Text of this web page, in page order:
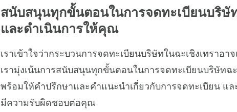
สนับสนุนทุกขั้นตอนในการจดทะเบียนบริษั
และดำเนินการให้คุณ
เราเข้าใจว่ากระบวนการจดทะเบียนบริษัทในฉะเชิงเทราอ
เรามุ่งเน้นการสนับสนุนทุกขั้นตอนในการจดทะเบียนบริษัทฉ
พร้อมให้คำปรึกษาและคำแนะนำเกี่ยวกับการจดทะเบียน แล
มีความรับผิดชอบต่อคุณ